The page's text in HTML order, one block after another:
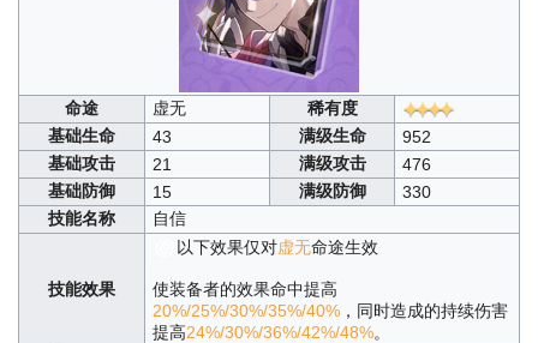
命途 虚无
稀有度
基础生命
43 满级生命
952
基础攻击
21 满级攻击
476
基础防御
15 满级防御
330
技能名称
自信
技能效果
以下效果仅对虚无命途生效
使装备者的效果命中提高
20%/25%/30%/35%/40%，同时造成的持续伤害
提高24%/30%/36%/42%/48%。